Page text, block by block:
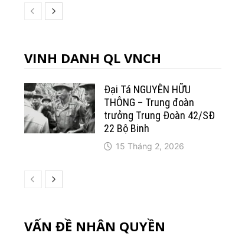
VINH DANH QL VNCH
Đại Tá NGUYỄN HỮU
THÔNG – Trung đoàn
trưởng Trung Ðoàn 42/SÐ
22 Bộ Binh
15 Tháng 2, 2026
VẤN ĐỀ NHÂN QUYỀN